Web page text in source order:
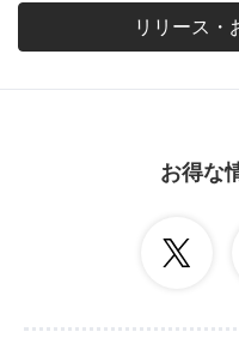
リリース・
お得な